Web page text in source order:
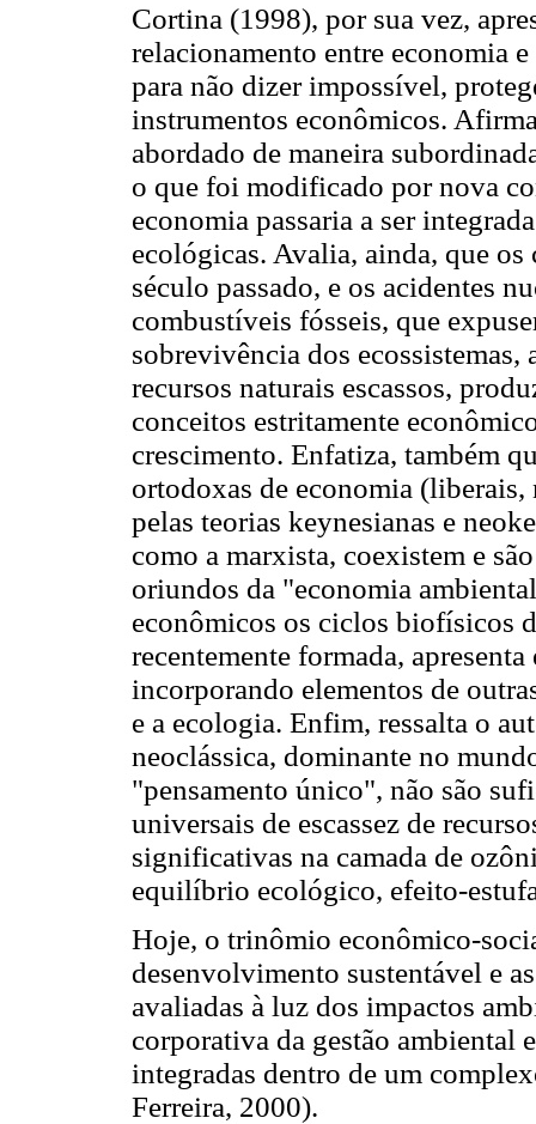
Cortina (1998), por sua vez,
relacionamento entre economia
para não dizer impossível,
instrumentos econômicos.
abordado de maneira
o que foi modificado por nova
economia passaria a ser
ecológicas. Avalia, ainda, que
século passado, e os acidentes
combustíveis fósseis, que
sobrevivência dos
recursos naturais escassos,
conceitos estritamente
crescimento. Enfatiza, também
ortodoxas de economia (liberais,
pelas teorias keynesianas e
como a marxista, coexistem e
oriundos da "economia
econômicos os ciclos biofísicos
recentemente formada,
incorporando elementos de
e a ecologia. Enfim, ressalta o
neoclássica, dominante no
"pensamento único", não são
universais de escassez de
significativas na camada de
equilíbrio ecológico, efeito-
Hoje, o trinômio econômico-
desenvolvimento sustentável e
avaliadas à luz dos impactos
corporativa da gestão ambiental
integradas dentro de um
Ferreira, 2000).